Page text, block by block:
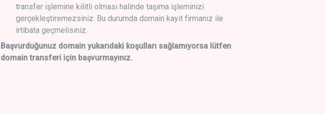
transfer işlemine kilitli olması halinde taşıma işleminizi
gerçekleştiremezsiniz. Bu durumda domain kayıt firmanız ile
irtibata geçmelisiniz.
Başvurduğunuz domain yukarıdaki koşulları sağlamıyorsa lütfen
domain transferi için başvurmayınız.